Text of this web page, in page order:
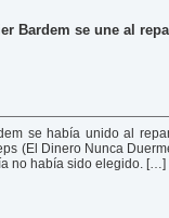
Bardem se une al
se había unido al
(El Dinero Nunca
no había sido elegido. […]